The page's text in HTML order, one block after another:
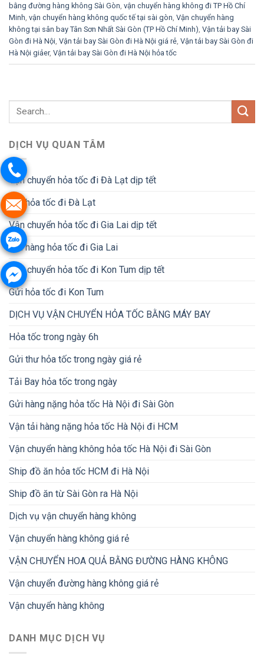
bằng đường hàng không Sài Gòn vận chuyển hàng không đi TP Hồ Chí
Minh vận chuyển hàng không quốc tế tại sài gòn Vận chuyển hàng
không tại sân bay Tân Sơn Nhất Sài Gòn (TP Hồ Chí Minh) Vận tải bay Sài
Gòn đi Hà Nội Vận tải bay Sài Gòn đi Hà Nội giá rẻ Vận tải bay Sài Gòn đi
Hà Nội giảer, Vận tải bay Sài Gòn đi Hà Nội hỏa tốc
DỊCH VỤ QUAN TÂM
Vận chuyển hỏa tốc đi Đà Lạt dịp tết
Gửi hỏa tốc đi Đà Lạt
Vận chuyển hỏa tốc đi Gia Lai dịp tết
Gửi hàng hỏa tốc đi Gia Lai
Vận chuyển hỏa tốc đi Kon Tum dịp tết
Gửi hỏa tốc đi Kon Tum
DỊCH VỤ VẬN CHUYỂN HỎA TỐC BẰNG MÁY BAY
Hỏa tốc trong ngày 6h
Gửi thư hỏa tốc trong ngày giá rẻ
Tải Bay hỏa tốc trong ngày
Gửi hàng nặng hỏa tốc Hà Nội đi Sài Gòn
Vận tải hàng nặng hỏa tốc Hà Nội đi HCM
Vận chuyển hàng không hỏa tốc Hà Nội đi Sài Gòn
Ship đồ ăn hỏa tốc HCM đi Hà Nội
Ship đồ ăn từ Sài Gòn ra Hà Nội
Dịch vụ vận chuyển hàng không
Vận chuyển hàng không giá rẻ
VẬN CHUYỂN HOA QUẢ BẰNG ĐƯỜNG HÀNG KHÔNG
Vận chuyển đường hàng không giá rẻ
Vận chuyển hàng không
DANH MỤC DỊCH VỤ